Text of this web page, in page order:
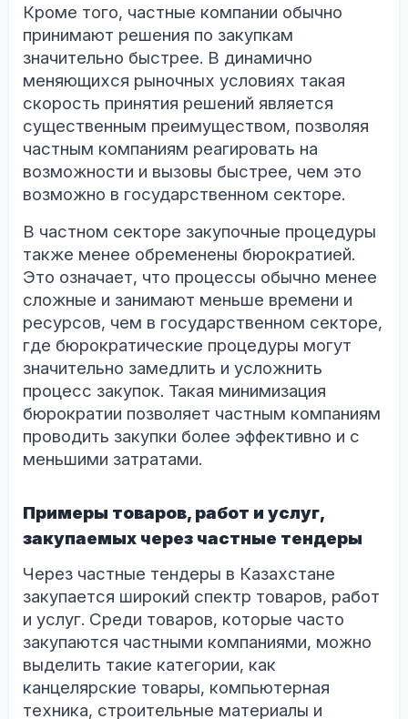
Кроме того, частные компании обычно
принимают решения по закупкам
значительно быстрее. В динамично
меняющихся рыночных условиях такая
скорость принятия решений является
существенным преимуществом, позволяя
частным компаниям реагировать на
возможности и вызовы быстрее, чем это
возможно в государственном секторе.
В частном секторе закупочные процедуры
также менее обременены бюрократией.
Это означает, что процессы обычно менее
сложные и занимают меньше времени и
ресурсов, чем в государственном секторе,
где бюрократические процедуры могут
значительно замедлить и усложнить
процесс закупок. Такая минимизация
бюрократии позволяет частным компаниям
проводить закупки более эффективно и с
меньшими затратами.
Примеры товаров, работ и услуг,
закупаемых через частные тендеры
Через частные тендеры в Казахстане
закупается широкий спектр товаров, работ
и услуг. Среди товаров, которые часто
закупаются частными компаниями, можно
выделить такие категории, как
канцелярские товары, компьютерная
техника, строительные материалы и